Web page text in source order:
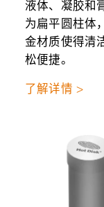
液体、凝胶和
为扁平圆柱体
金材质使得清
松便捷。
了解详情 >